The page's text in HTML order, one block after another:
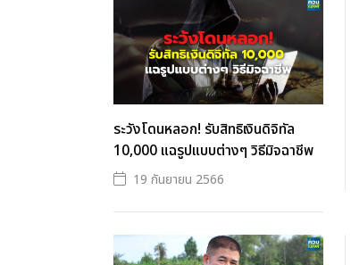
ระวังโดนหลอก! รับสิทธิเงินดิจิทัล
10,000 แฉรูปแบบต่างๆ วิธีมิจฉาชีพ
19 กันยายน 2566